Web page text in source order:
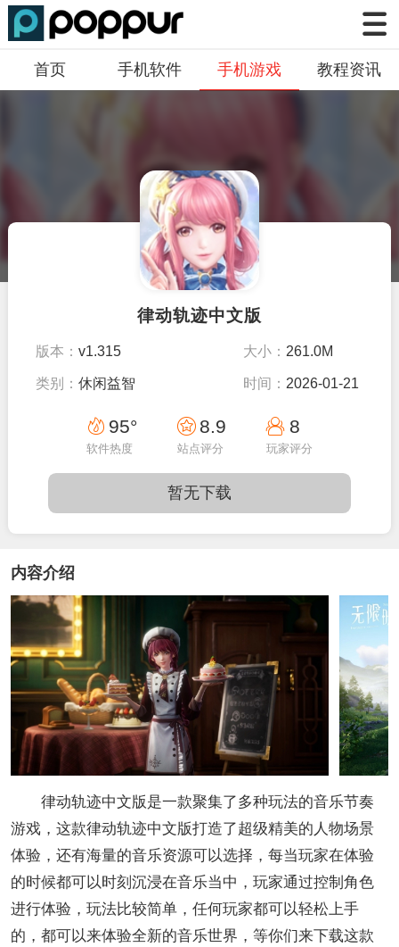
首页 手机软件 手机游戏 教程资讯
律动轨迹中文版
版本：v1.315 大小：261.0M
类别：休闲益智 时间： 2026-01-21
14:27:02
95°
软件热度
8.9
站点评分
8
玩家评分
暂无下载
内容介绍
律动轨迹中文版是一款聚集了多种玩法的音乐节奏
游戏，这款律动轨迹中文版打造了超级精美的人物场景
体验，还有海量的音乐资源可以选择，每当玩家在体验
的时候都可以时刻沉浸在音乐当中，玩家通过控制角色
进行体验，玩法比较简单，任何玩家都可以轻松上手
的，都可以来体验全新的音乐世界，等你们来下载这款